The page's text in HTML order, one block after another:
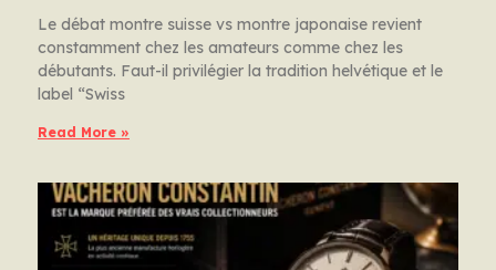
Le débat montre suisse vs montre japonaise revient
constamment chez les amateurs comme chez les
débutants. Faut-il privilégier la tradition helvétique et le
label “Swiss
Read More »